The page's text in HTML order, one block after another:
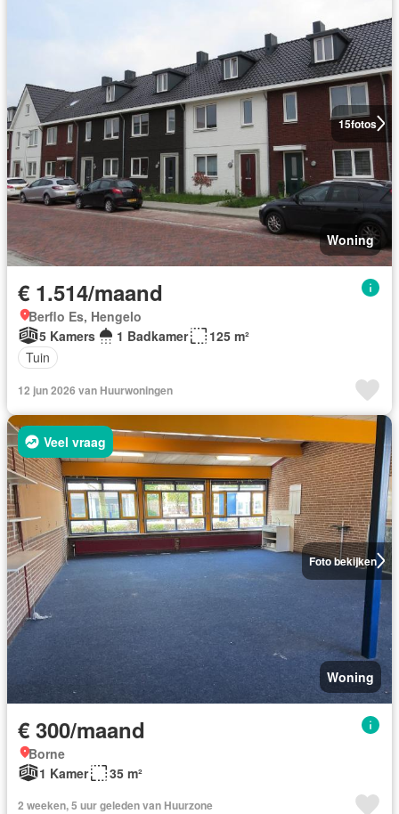
15fotos
Woning
€ 1.514/maand
Berflo Es, Hengelo
5 Kamers
1 Badkamer
125 m²
Tuin
12 jun 2026 van Huurwoningen
Foto bekijken
Veel vraag
Woning
€ 300/maand
Borne
1 Kamer
35 m²
2 weeken, 5 uur geleden van Huurzone